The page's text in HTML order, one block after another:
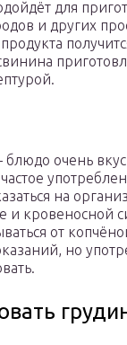
для
и других
блюдо очень
на
и кровеносной
от
но